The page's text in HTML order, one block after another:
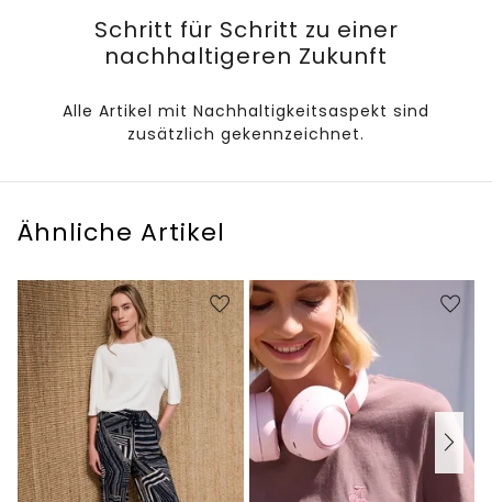
Schritt für Schritt zu einer
nachhaltigeren Zukunft
Alle Artikel mit Nachhaltigkeitsaspekt sind
zusätzlich gekennzeichnet.
Ähnliche Artikel